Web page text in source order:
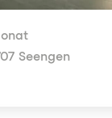
Seengen